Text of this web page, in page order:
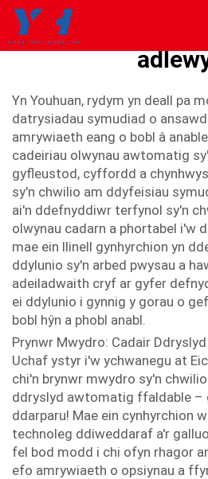
cadeir olwyn
Yn Youhuan, rydym yn deall pa
datrysiadau symudiad o
amrywiaeth eang o bobl â
cadeiriau olwynau awtomatig
gyfleustod, cyffordd a
sy'n chwilio am ddyfeisiau
ai'n ddefnyddiwr terfynol sy'n
olwynau cadarn a phortabel i'w
mae ein llinell gynhyrchion yn
ddylunio sy'n arbed pwysau a
adeiladwaith cryf ar gyfer
ei ddylunio i gynnig y gorau o
bobl hŷn a phobl anabl.
Prynwr Mwydro: Cadair
Uchaf ystyr i'w ychwanegu at
chi'n brynwr mwydro sy'n
ddryslyd awtomatig ffaldable –
ddarparu! Mae ein cynhyrchion
technoleg ddiweddaraf a'r
fel bod modd i chi ofyn rhagor
efo amrywiaeth o opsiynau a